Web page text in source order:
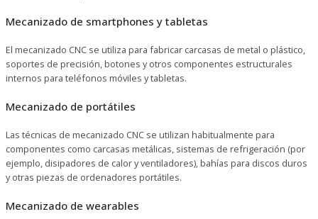
Mecanizado de smartphones y tabletas
El mecanizado CNC se utiliza para fabricar carcasas de metal o plástico,
soportes de precisión, botones y otros componentes estructurales
internos para teléfonos móviles y tabletas.
Mecanizado de portátiles
Las técnicas de mecanizado CNC se utilizan habitualmente para
componentes como carcasas metálicas, sistemas de refrigeración (por
ejemplo, disipadores de calor y ventiladores), bahías para discos duros
y otras piezas de ordenadores portátiles.
Mecanizado de wearables